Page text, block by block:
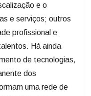
e o
e serviços; outros
profissional e
Há ainda
de tecnologias,
dos
uma rede de